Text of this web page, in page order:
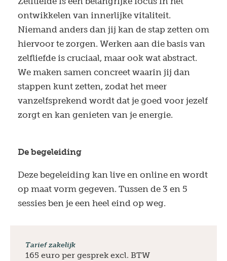
ontwikkelen van innerlijke vitaliteit.
Niemand anders dan jij kan de stap zetten om
hiervoor te zorgen. Werken aan die basis van
zelfliefde is cruciaal, maar ook wat abstract.
We maken samen concreet waarin jij dan
stappen kunt zetten, zodat het meer
vanzelfsprekend wordt dat je goed voor jezelf
zorgt en kan genieten van je energie.
De begeleiding
Deze begeleiding kan live en online en wordt
op maat vorm gegeven. Tussen de 3 en 5
sessies ben je een heel eind op weg.
Tarief zakelijk
165 euro per gesprek excl. BTW